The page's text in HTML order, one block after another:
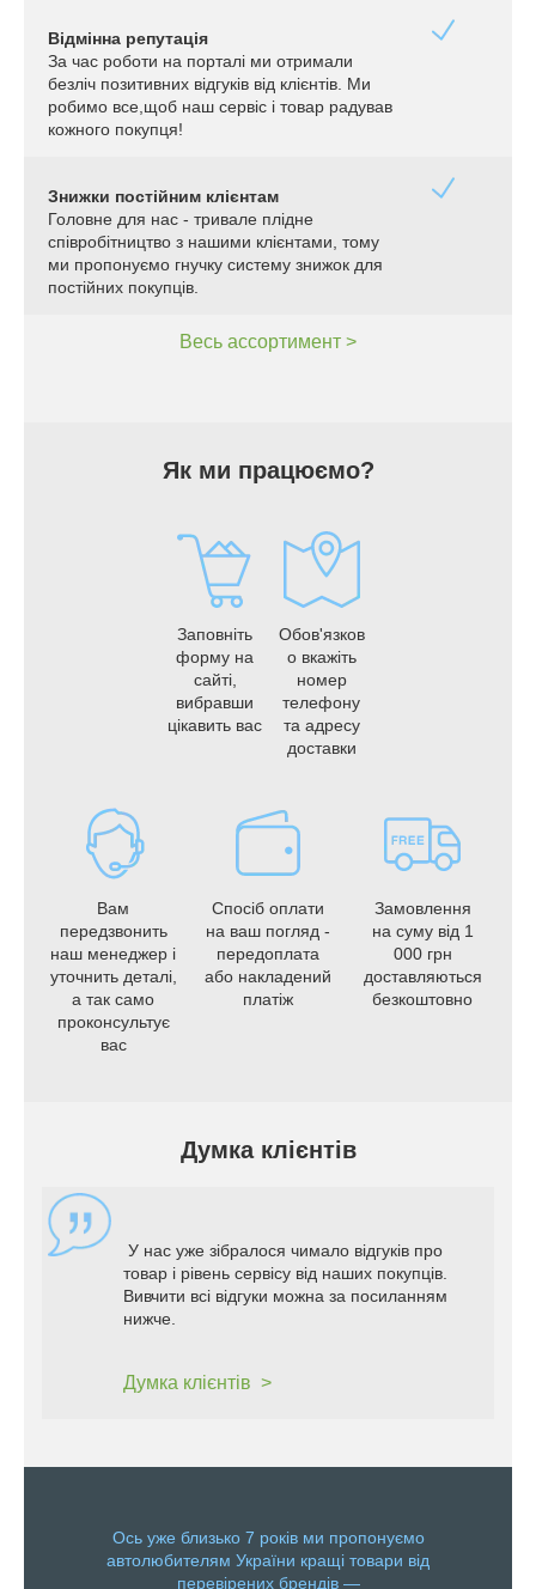
Відмінна репутація
За час роботи на порталі ми отримали
безліч позитивних відгуків від клієнтів. Ми
робимо все,щоб наш сервіс і товар радував
кожного покупця!
Знижки постійним клієнтам
Головне для нас - тривале плідне
співробітництво з нашими клієнтами, тому
ми пропонуємо гнучку систему знижок для
постійних покупців.
Весь ассортимент >
Як ми працюємо?
Заповніть
форму на
сайті,
вибравши
цікавить вас
Обов'язков
о вкажіть
номер
телефону
та адресу
доставки
Вам
передзвонить
наш менеджер і
уточнить деталі,
а так само
проконсультує
вас
Спосіб оплати
на ваш погляд -
передоплата
або накладений
платіж
Замовлення
на суму від 1
000 грн
доставляються
безкоштовно
Думка клієнтів
У нас уже зібралося чимало відгуків про
товар і рівень сервісу від наших покупців.
Вивчити всі відгуки можна за посиланням
нижче.
Думка клієнтів >
Ось уже близько 7 років ми пропонуємо
автолюбителям України кращі товари від
перевірених брендів —